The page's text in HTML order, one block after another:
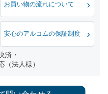
お買い物の流れについて
安心のアルコムの保証制度
済・
（法人様）